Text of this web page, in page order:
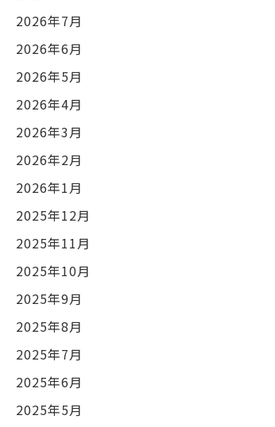
2026年7月
2026年6月
2026年5月
2026年4月
2026年3月
2026年2月
2026年1月
2025年12月
2025年11月
2025年10月
2025年9月
2025年8月
2025年7月
2025年6月
2025年5月